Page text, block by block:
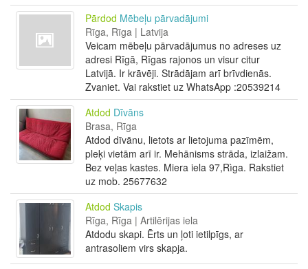
Pārdod Mēbeļu pārvadājumi
Rīga, Rīga | Latvija
Veicam mēbeļu pārvadājumus no adreses uz
adresi Rīgā, Rīgas rajonos un visur citur
Latvijā. Ir krāvēji. Strādājam arī brīvdienās.
Zvaniet. Vai rakstiet uz WhatsApp :20539214
Atdod Dīvāns
Brasa, Rīga
Atdod dīvānu, lietots ar lietojuma pazīmēm,
pleķi vietām arī ir. Mehānisms strāda, izlaižam.
Bez veļas kastes. Miera iela 97,Rìga. Rakstiet
uz mob. 25677632
Atdod Skapis
Rīga, Rīga | Artilērijas iela
Atdodu skapi. Ērts un ļoti ietilpīgs, ar
antrasoliem virs skapja.